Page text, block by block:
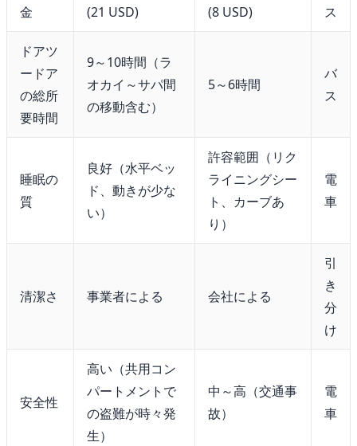
金
(21 USD)
(8 USD)
ス
ドアツ
ードア
の総所
要時間
9～10時間（ラ
オカイ～サパ間
の移動含む）
5～6時間
バ
ス
睡眠の
質
良好（水平ベッ
ド、動きが少な
い）
許容範囲（リク
ライニングシー
ト、カーブあ
り）
電
車
清潔さ 事業者による 会社による
引
き
分
け
安全性
高い（共用コン
パートメントで
の盗難が時々発
生）
中～高（交通事
故）
電
車